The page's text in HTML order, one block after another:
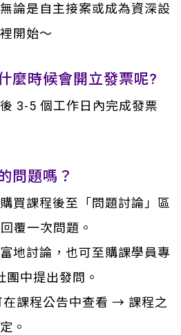
論是自主接案或成為資深設
開始～
麼時候會開立發票呢?
3-5 個工作日內完成發票
問題嗎？
買課程後至「問題討論」區
覆一次問題。
地討論，也可至購課學員專
中提出發問。
課程公告中查看 → 課程之
。